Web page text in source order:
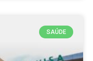
SAÚDE